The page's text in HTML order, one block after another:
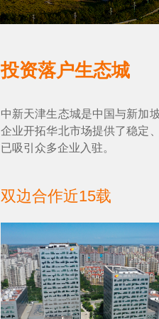
投资落户生态城
中新天津生态城是中国与新加
企业开拓华北市场提供了稳定
已吸引众多企业入驻。
双边合作近15载